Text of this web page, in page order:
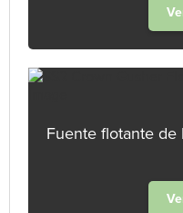
Fuente flotante